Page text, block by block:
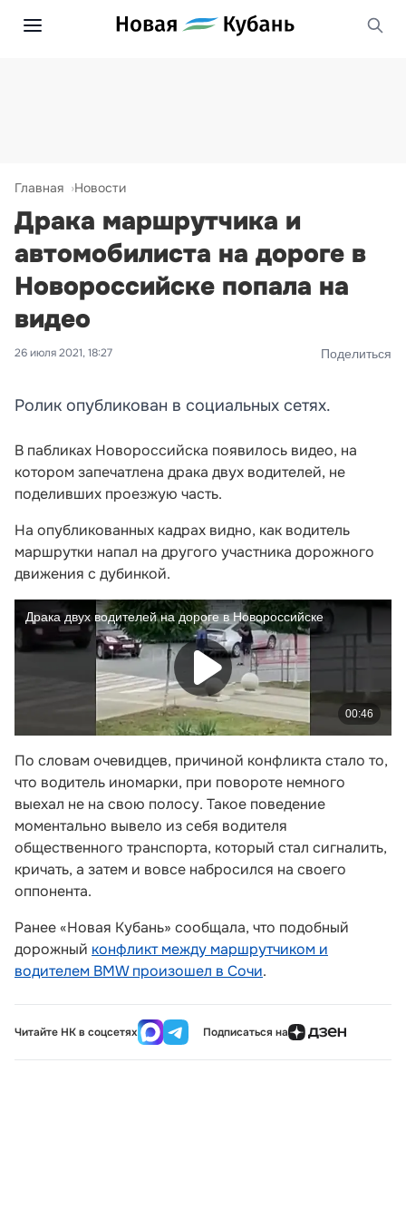
Главная Новости
Драка маршрутчика и
автомобилиста на дороге в
Новороссийске попала на
видео
26 июля 2021, 18:27 Поделиться
Ролик опубликован в социальных сетях.
В пабликах Новороссийска появилось видео, на
котором запечатлена драка двух водителей, не
поделивших проезжую часть.
На опубликованных кадрах видно, как водитель
маршрутки напал на другого участника дорожного
движения с дубинкой.
По словам очевидцев, причиной конфликта стало то,
что водитель иномарки, при повороте немного
выехал не на свою полосу. Такое поведение
моментально вывело из себя водителя
общественного транспорта, который стал сигналить,
кричать, а затем и вовсе набросился на своего
оппонента.
Ранее «Новая Кубань» сообщала, что подобный
дорожный конфликт между маршрутчиком и
водителем BMW произошел в Сочи.
Читайте НК в соцсетях Подписаться на